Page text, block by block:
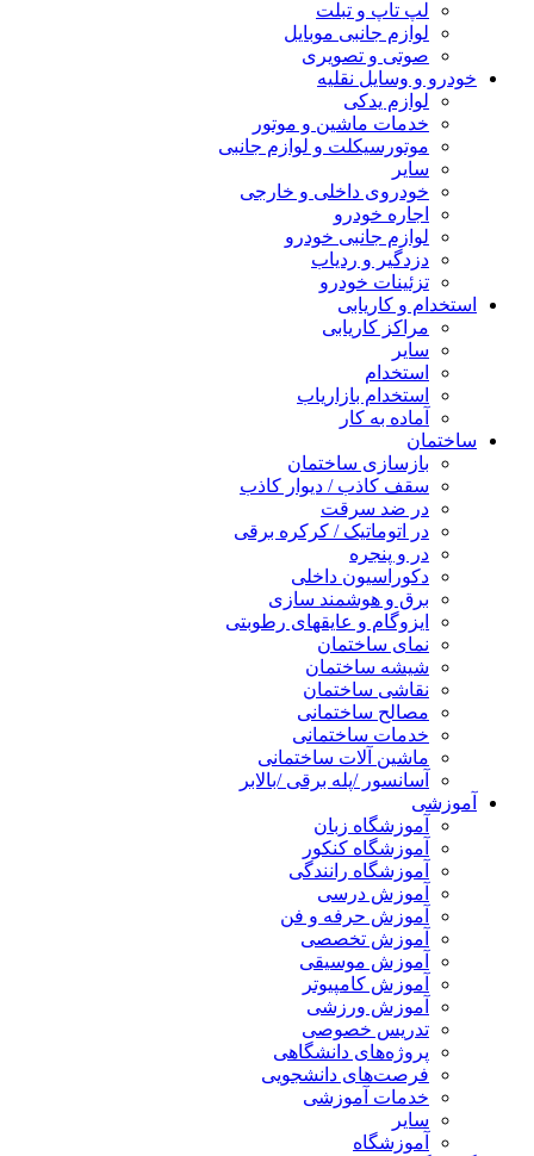
لپ تاپ و تبلت
لوازم جانبی موبایل
صوتی و تصویری
خودرو و وسایل نقلیه
لوازم یدکی
خدمات ماشین و موتور
موتورسیکلت و لوازم جانبی
سایر
خودروی داخلی و خارجی
اجاره خودرو
لوازم جانبی خودرو
دزدگیر و ردیاب
تزئینات خودرو
استخدام و کاریابی
مراکز کاریابی
سایر
استخدام
استخدام بازاریاب
آماده به کار
ساختمان
بازسازی ساختمان
سقف کاذب / دیوار کاذب
در ضد سرقت
در اتوماتیک / کرکره برقی
در و پنجره
دکوراسیون داخلی
برق و هوشمند سازی
ایزوگام و عایقهای رطوبتی
نمای ساختمان
شیشه ساختمان
نقاشی ساختمان
مصالح ساختمانی
خدمات ساختمانی
ماشین آلات ساختمانی
آسانسور /پله برقی /بالابر
آموزشی
آموزشگاه زبان
آموزشگاه کنکور
آموزشگاه رانندگی
آموزش درسی
آموزش حرفه و فن
آموزش تخصصی
آموزش موسیقی
آموزش کامپیوتر
آموزش ورزشی
تدریس خصوصی
پروژه‌های دانشگاهی
فرصت‌های دانشجویی
خدمات آموزشی
سایر
آموزشگاه